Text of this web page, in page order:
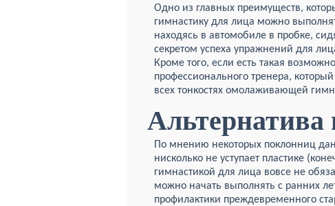
Одно из главных преимуществ,
гимнастику для лица можно
находясь в автомобиле в пробке,
секретом успеха упражнений для
Кроме того, если есть такая
профессионального тренера,
всех тонкостях омолаживающей
Альтернатива
По мнению некоторых поклонниц
нисколько не уступает пластике
гимнастикой для лица вовсе не
можно начать выполнять с ранних
профилактики преждевременного